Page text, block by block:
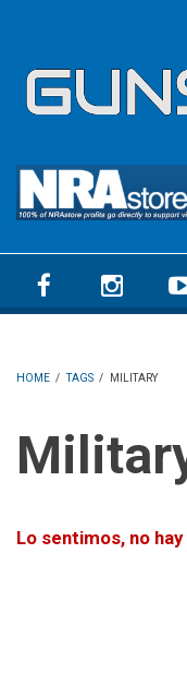
HOME / TAGS / MILITARY
Lo sentimos, no